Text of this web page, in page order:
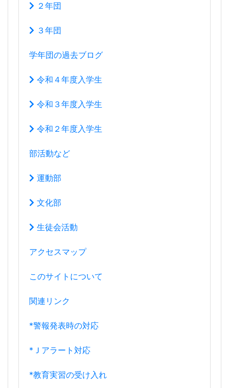
２年団
３年団
学年団の過去ブログ
令和４年度入学生
令和３年度入学生
令和２年度入学生
部活動など
運動部
文化部
生徒会活動
アクセスマップ
このサイトについて
関連リンク
*警報発表時の対応
*Ｊアラート対応
*教育実習の受け入れ